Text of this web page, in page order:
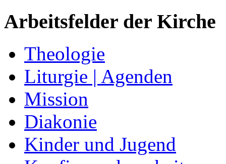
Arbeitsfelder der Kirche
Theologie
Liturgie | Agenden
Mission
Diakonie
Kinder und Jugend